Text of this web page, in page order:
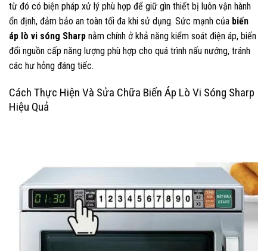
từ đó có biện pháp xử lý phù hợp để giữ gìn thiết bị luôn vận hành
ổn định, đảm bảo an toàn tối đa khi sử dụng. Sức mạnh của biến
áp lò vi sóng Sharp nằm chính ở khả năng kiểm soát điện áp, biến
đổi nguồn cấp năng lượng phù hợp cho quá trình nấu nướng, tránh
các hư hỏng đáng tiếc.
Cách Thực Hiện Và Sửa Chữa Biến Áp Lò Vi Sóng Sharp
Hiệu Quả